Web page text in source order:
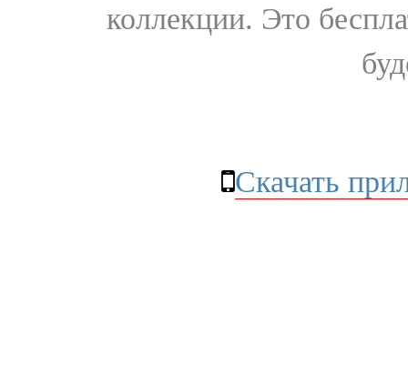
коллекции. Это
Скачать